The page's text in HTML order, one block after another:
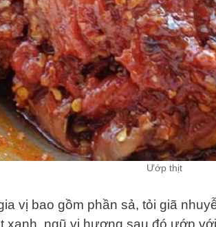
Ướp thịt
vị bao gồm phần sả, tỏi giã
xanh, ngũ vị hương sau đó ướp